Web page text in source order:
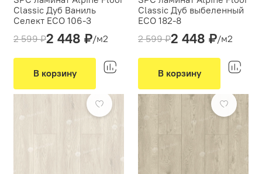
Classic Дуб Ваниль
Селект ECO 106-3
Толщина(мм):4
Вид укладки:
Классическая укладка
Цвет:Бежевый
2 599 ₽2 448 ₽/м2
В корзину
Classic Дуб выбеленный
ЕСО 182-8
Толщина(мм):4
Вид укладки:
Классическая укладка
Цвет:
Светло-серый, Белый
2 599 ₽2 448 ₽/м2
В корзину